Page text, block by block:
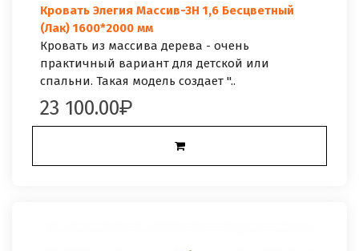
Кровать Элегия Массив-3Н 1,6 Бесцветный
(Лак) 1600*2000 мм
Кровать из массива дерева - очень
практичный вариант для детской или
спальни. Такая модель создает "..
23 100.00